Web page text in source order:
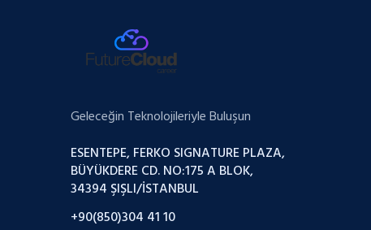
Geleceğin Teknolojileriyle Buluşun
ESENTEPE, FERKO SIGNATURE PLAZA,
BÜYÜKDERE CD. NO:175 A BLOK,
34394 ŞIŞLI/İSTANBUL
+90(850)304 41 10